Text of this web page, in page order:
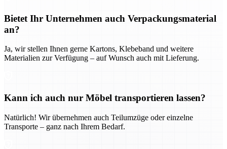
Bietet Ihr Unternehmen auch Verpackungsmaterial
an?
Ja, wir stellen Ihnen gerne Kartons, Klebeband und weitere
Materialien zur Verfügung – auf Wunsch auch mit Lieferung.
Kann ich auch nur Möbel transportieren lassen?
Natürlich! Wir übernehmen auch Teilumzüge oder einzelne
Transporte – ganz nach Ihrem Bedarf.